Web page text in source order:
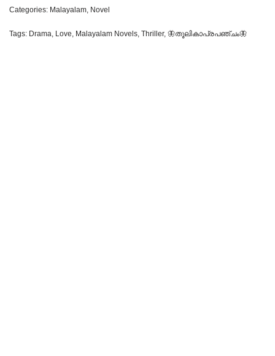
Categories: Malayalam Novel
Tags: Drama Love Malayalam Novels Thriller, 🦋തൂലികാപ്രപഞ്ചം🦋